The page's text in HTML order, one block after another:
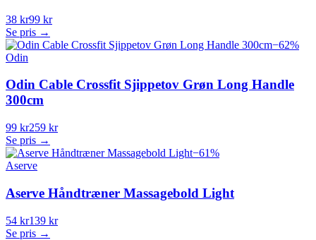
38 kr99 kr
Se pris →
−62%
Odin
Odin Cable Crossfit Sjippetov Grøn Long Handle
300cm
99 kr259 kr
Se pris →
−61%
Aserve
Aserve Håndtræner Massagebold Light
54 kr139 kr
Se pris →